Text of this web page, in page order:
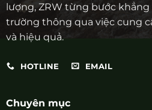
lượng, ZRW từng bước
trường thông qua việc cung
và hiệu quả.
HOTLINE EMAIL
Chuyên mục